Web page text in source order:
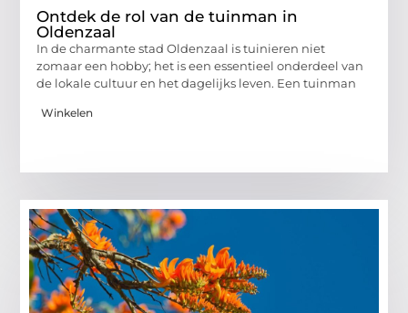
Ontdek de rol van de tuinman in
Oldenzaal
In de charmante stad Oldenzaal is tuinieren niet
zomaar een hobby; het is een essentieel onderdeel van
de lokale cultuur en het dagelijks leven. Een tuinman
Winkelen